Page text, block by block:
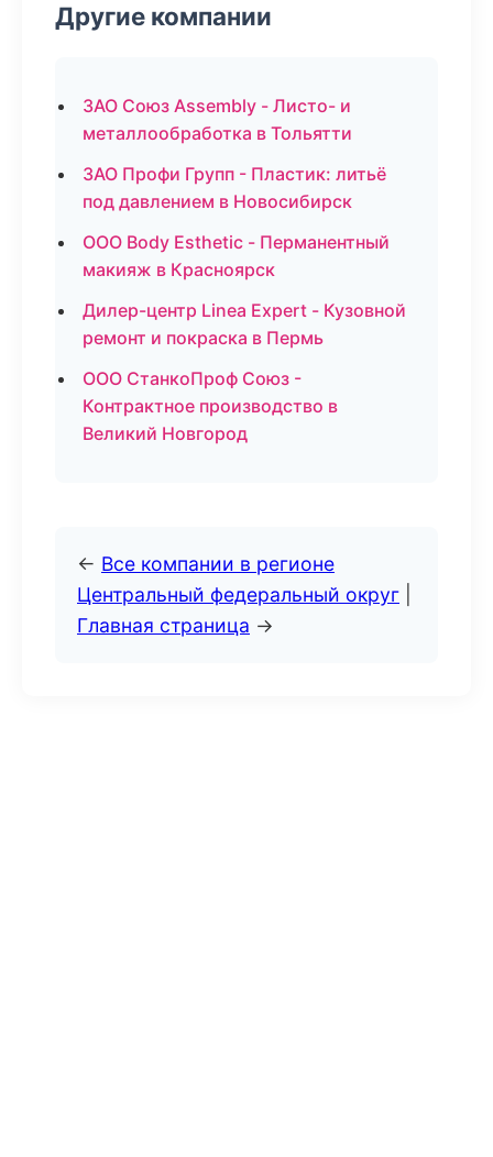
Другие компании
ЗАО Союз Assembly - Листо- и
металлообработка в Тольятти
ЗАО Профи Групп - Пластик: литьё
под давлением в Новосибирск
ООО Body Esthetic - Перманентный
макияж в Красноярск
Дилер-центр Linea Expert - Кузовной
ремонт и покраска в Пермь
ООО СтанкоПроф Союз -
Контрактное производство в
Великий Новгород
← Все компании в регионе
Центральный федеральный округ
Главная страница →